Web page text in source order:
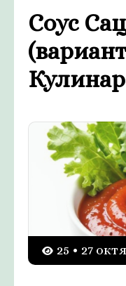
Соус
25 • 27